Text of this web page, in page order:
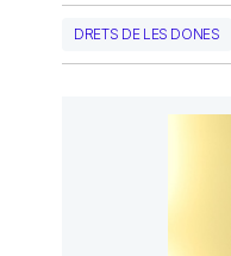
DRETS DE LES DONES